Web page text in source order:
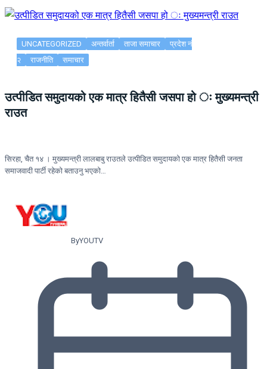
UNCATEGORIZED अन्तर्वार्ता ताजा समाचार
प्रदेश नं
२
राजनीति समाचार
उत्पीडित समुदायको एक मात्र हितैसी जसपा हो ः मुख्यमन्त्री
राउत
सिरहा, चैत १४ । मुख्यमन्त्री लालबाबु राउतले उत्पीडित समुदायको एक मात्र हितैसी जनता
समाजवादी पार्टी रहेको बताउनु भएको…
ByYOUTV